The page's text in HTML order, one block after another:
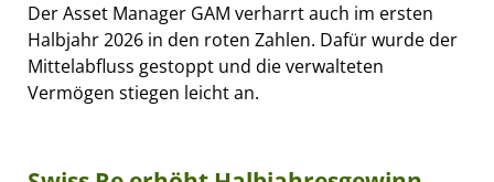
Der Asset Manager GAM verharrt auch im ersten
Halbjahr 2026 in den roten Zahlen. Dafür wurde der
Mittelabfluss gestoppt und die verwalteten
Vermögen stiegen leicht an.